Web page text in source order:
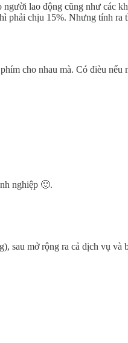
lao động cũng như các
phải chịu 15%. Nhưng tính
cho nhau mà. Có đièu nếu
nghiệp 🙂.
sau mở rộng ra cả dịch vụ và